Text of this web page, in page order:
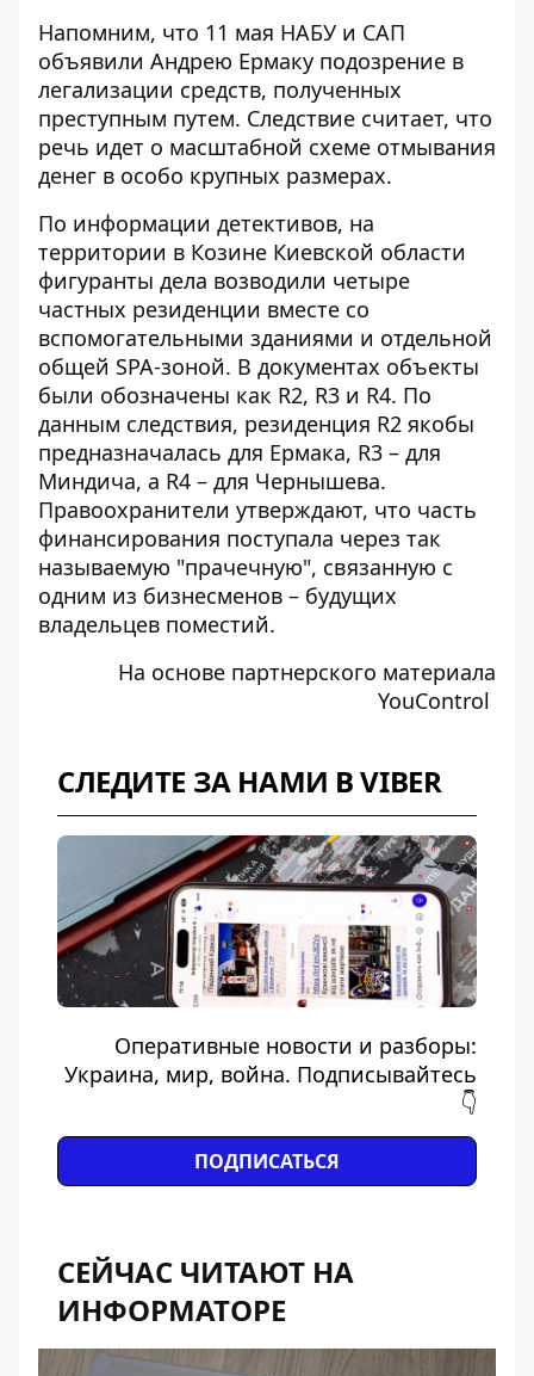
Напомним, что 11 мая НАБУ и САП
объявили Андрею Ермаку подозрение в
легализации средств, полученных
преступным путем. Следствие считает, что
речь идет о масштабной схеме отмывания
денег в особо крупных размерах.
По информации детективов, на
территории в Козине Киевской области
фигуранты дела возводили четыре
частных резиденции вместе со
вспомогательными зданиями и отдельной
общей SPA-зоной. В документах объекты
были обозначены как R2, R3 и R4. По
данным следствия, резиденция R2 якобы
предназначалась для Ермака, R3 – для
Миндича, а R4 – для Чернышева.
Правоохранители утверждают, что часть
финансирования поступала через так
называемую "прачечную", связанную с
одним из бизнесменов – будущих
владельцев поместий.
На основе партнерского материала
YouControl
СЛЕДИТЕ ЗА НАМИ В VIBER
Оперативные новости и разборы:
Украина, мир, война. Подписывайтесь
👇
ПОДПИСАТЬСЯ
СЕЙЧАС ЧИТАЮТ НА
ИНФОРМАТОРЕ